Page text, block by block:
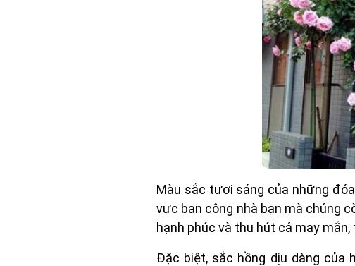
Màu sắc tươi sáng của những
vực ban công nhà bạn mà chúng
hạnh phúc và thu hút cả may
Đặc biệt, sắc hồng dịu dàng của